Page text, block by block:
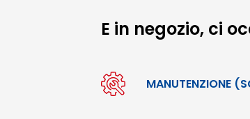
E in negozio, ci
MANUTENZIONE